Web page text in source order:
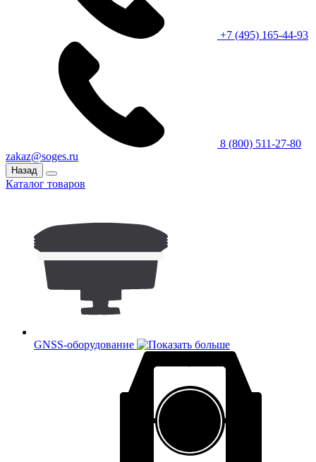
+7 (495) 165-44-93
8 (800) 511-27-80
zakaz@soges.ru
Назад
Каталог товаров
GNSS-оборудование